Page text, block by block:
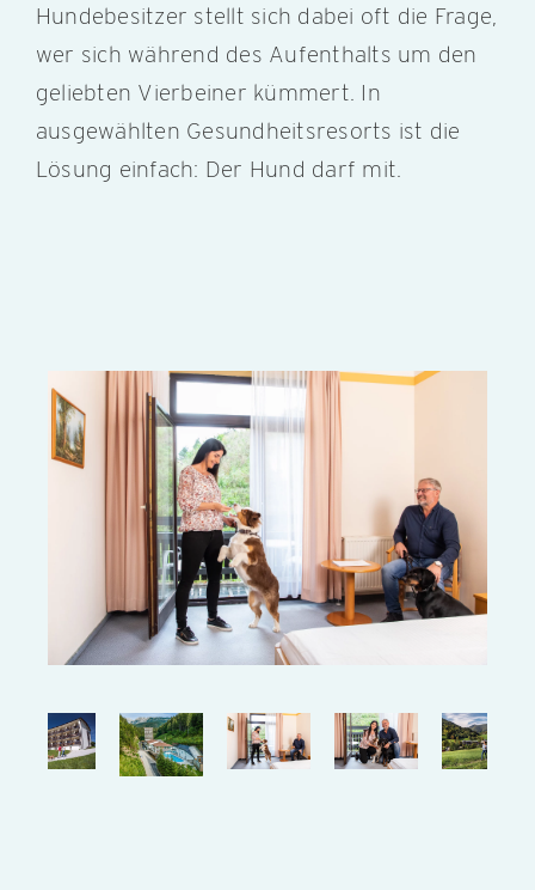
Hundebesitzer stellt sich dabei oft die Frage,
wer sich während des Aufenthalts um den
geliebten Vierbeiner kümmert. In
ausgewählten Gesundheitsresorts ist die
Lösung einfach: Der Hund darf mit.